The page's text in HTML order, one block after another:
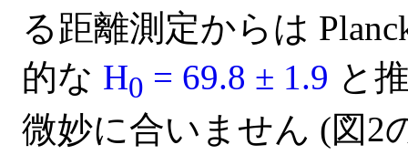
る距離測定からは
的な H0 = 69.8 ± 1.9 と
微妙に合いません (図2